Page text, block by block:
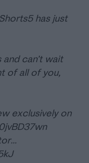
has just
can’t wait
of all of you,
exclusively on
…